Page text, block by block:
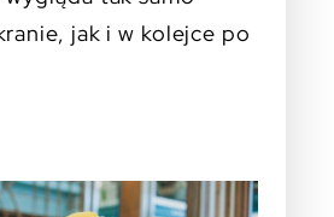
jak i w kolejce po